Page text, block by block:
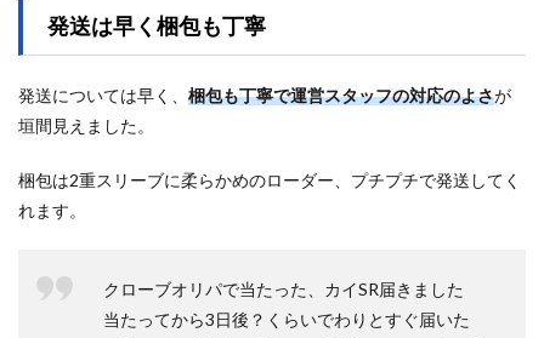
発送は早く梱包も丁寧
発送については早く、 梱包も丁寧で運営スタッフの対応のよさが
垣間見えました。
梱包は2重スリーブに柔らかめのローダー、プチプチで発送してく
れます。
クローブオリパで当たった、カイSR届きました
当たってから3日後？くらいでわりとすぐ届いた